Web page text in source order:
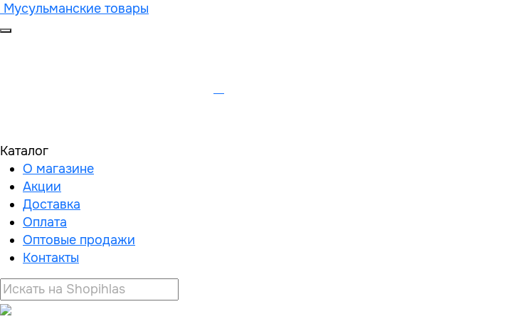
Мусульманские товары
Каталог
О магазине
Акции
Доставка
Оплата
Оптовые продажи
Контакты